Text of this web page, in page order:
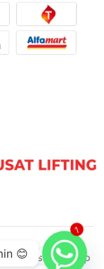
of Pusat Group
😊